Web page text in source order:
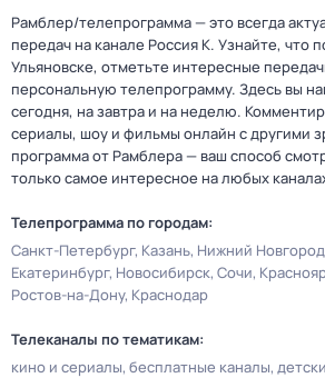
Рамблер/телепрограмма — это всегда
передач на канале Россия К. Узнайте, что
Ульяновске, отметьте интересные
персональную телепрограмму. Здесь вы
сегодня, на завтра и на неделю.
сериалы, шоу и фильмы онлайн с другими
программа от Рамблера — ваш способ
только самое интересное на любых
Телепрограмма по городам:
Санкт-Петербург Казань Нижний Новгород
Екатеринбург Новосибирск Сочи
Ростов-на-Дону Краснодар
Телеканалы по тематикам:
кино и сериалы бесплатные каналы